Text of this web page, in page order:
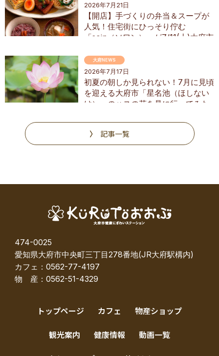
2026年7月21日
【開店】手づくりの弁当＆スープが
人気！住宅街にひっそり佇む
「soin（ソワン）」が7/11(土)大府市
2026年7月17日
初夏の朝しか見られない！7月に見頃
を迎える大府市「星名池（ほしない
け）」のハスの花を見に行ってみた
大府NEWS
記事一覧
474-0025
愛知県大府市中央町三丁目278番地(JR大府駅構内)
カフェ：0562-77-4197
物 産：0562-51-4329
トップページ カフェ 物産ショップ
観光案内 健康情報 動画一覧